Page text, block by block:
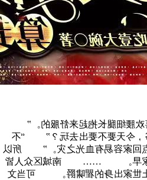
初见时…… “我喜欢腰细
后来的后来…… “爵爷，今
了，我老婆说今晚超过八点回
说，算卦算得好，老公回
传山上养大的柳臻颃配不上世